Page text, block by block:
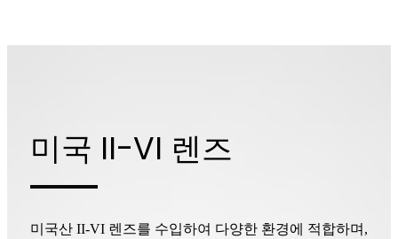
미국 II-VI 렌즈
미국산 II-VI 렌즈를 수입하여 다양한 환경에 적합하며,